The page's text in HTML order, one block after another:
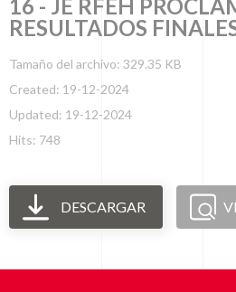
16 - JE RFEH
RESULTADOS
Tamaño del archivo: 329.35 KB
Created: 19-12-2024
Updated: 19-12-2024
Hits: 748
DESCARGAR